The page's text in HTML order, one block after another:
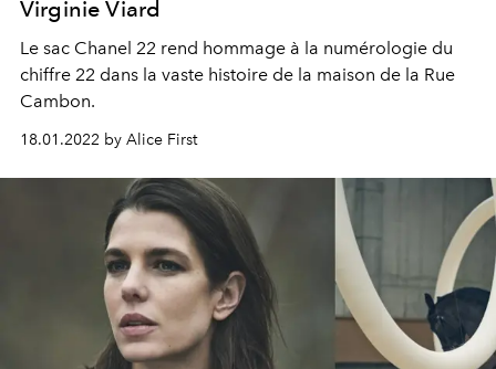
Virginie Viard
Le sac Chanel 22 rend hommage à la numérologie du
chiffre 22 dans la vaste histoire de la maison de la Rue
Cambon.
18.01.2022 by Alice First